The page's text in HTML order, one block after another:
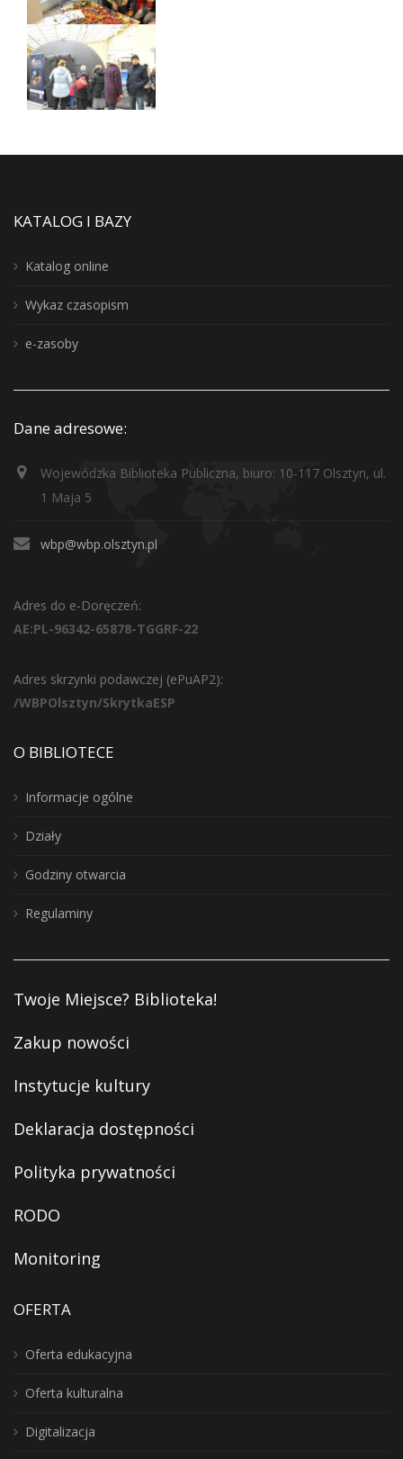
KATALOG I BAZY
Katalog online
Wykaz czasopism
e-zasoby
Dane adresowe:
Wojewódzka Biblioteka Publiczna, biuro: 10-117 Olsztyn, ul.
1 Maja 5
wbp@wbp.olsztyn.pl
Adres do e-Doręczeń:
AE:PL-96342-65878-TGGRF-22
Adres skrzynki podawczej (ePuAP2):
/WBPOlsztyn/SkrytkaESP
O BIBLIOTECE
Informacje ogólne
Działy
Godziny otwarcia
Regulaminy
Twoje Miejsce? Biblioteka!
Zakup nowości
Instytucje kultury
Deklaracja dostępności
Polityka prywatności
RODO
Monitoring
OFERTA
Oferta edukacyjna
Oferta kulturalna
Digitalizacja